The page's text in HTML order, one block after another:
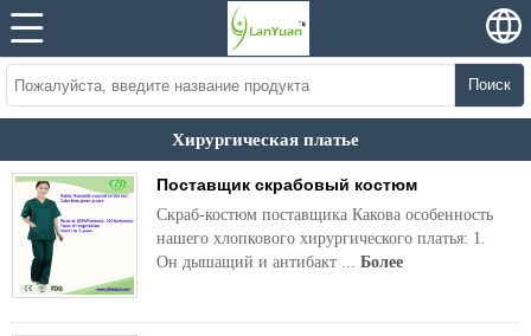
Поиск
Хирургическая платье
Поставщик скрабовый костюм
Скраб-костюм поставщика Какова особенность
нашего хлопкового хирургического платья: 1.
Он дышащий и антибакт ... Более